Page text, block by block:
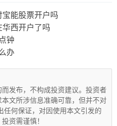
宝能股票开户吗
华西开户了吗
钟
办
发布，不构成投资建议。投资者
文所涉信息准确可靠，但并不对
何保证，对因使用本文引发的
资需谨慎！